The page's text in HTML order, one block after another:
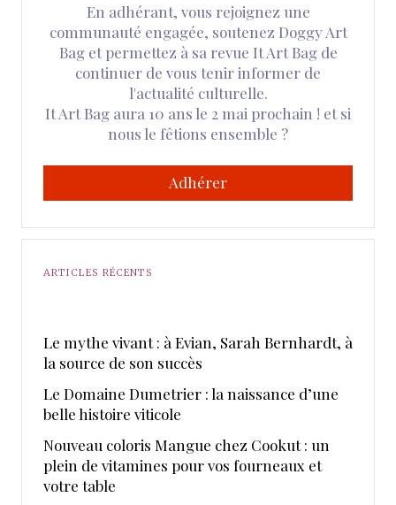
En adhérant, vous rejoignez une
communauté engagée, soutenez Doggy Art
Bag et permettez à sa revue It Art Bag de
continuer de vous tenir informer de
l'actualité culturelle.
It Art Bag aura 10 ans le 2 mai prochain ! et si
nous le fêtions ensemble ?
Adhérer
ARTICLES RÉCENTS
Le mythe vivant : à Evian, Sarah Bernhardt, à
la source de son succès
Le Domaine Dumetrier : la naissance d’une
belle histoire viticole
Nouveau coloris Mangue chez Cookut : un
plein de vitamines pour vos fourneaux et
votre table